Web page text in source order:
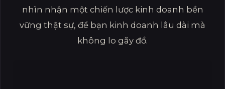
nhìn nhận một chiến lược kinh doanh bền
vững thật sự, để bạn kinh doanh lâu dài mà
không lo gãy đổ.